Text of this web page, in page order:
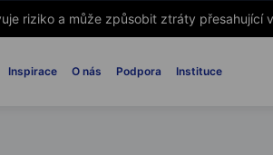
riziko a může způsobit ztráty přesahující
Inspirace O nás Podpora Instituce